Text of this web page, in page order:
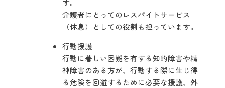
す。
介護者にとってのレスパイトサービス
（休息）としての役割も担っています。
行動援護
行動に著しい困難を有する知的障害や精
神障害のある方が、行動する際に生じ得
る危険を回避するために必要な援護、外